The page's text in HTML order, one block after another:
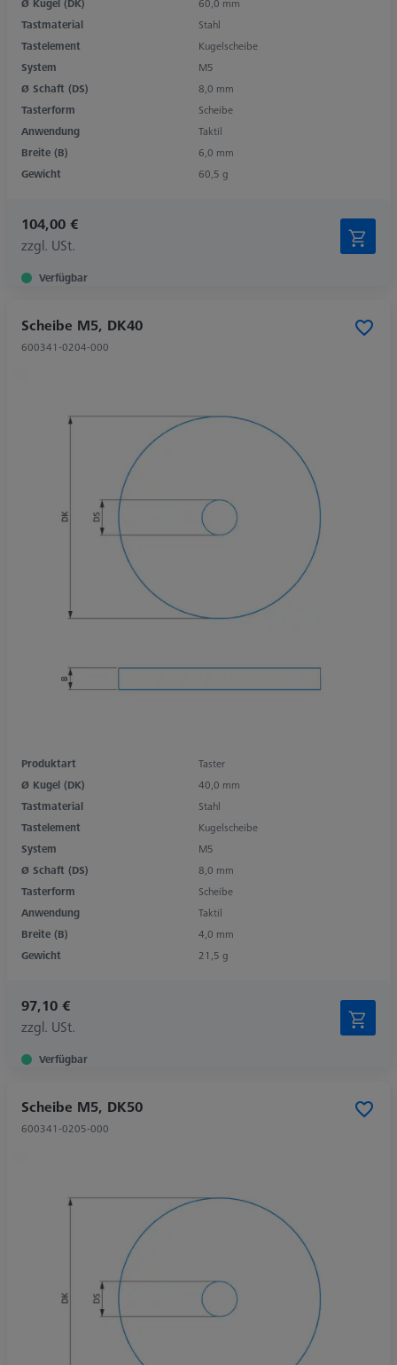
Tastmaterial
Stahl
Tastelement
Kugelscheibe
System
M5
Ø Schaft (DS)
8,0 mm
Tasterform
Scheibe
Anwendung
Taktil
Breite (B)
6,0 mm
Gewicht
60,5 g
104,00 €
zzgl. USt.
Verfügbar
Scheibe M5, DK40
600341-0204-000
Produktart
Taster
Ø Kugel (DK)
40,0 mm
Tastmaterial
Stahl
Tastelement
Kugelscheibe
System
M5
Ø Schaft (DS)
8,0 mm
Tasterform
Scheibe
Anwendung
Taktil
Breite (B)
4,0 mm
Gewicht
21,5 g
97,10 €
zzgl. USt.
Verfügbar
Scheibe M5, DK50
600341-0205-000